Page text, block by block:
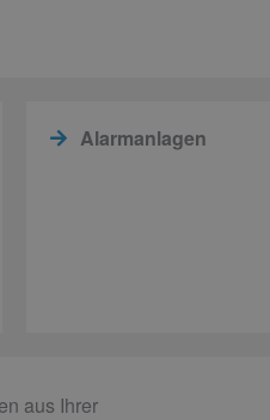
Alarmanlagen
aus Ihrer